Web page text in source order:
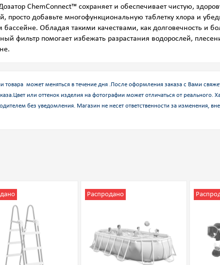
ChemConnect™ сохраняет и обеспечивает чистую,
добавьте многофункциональную таблетку хлора и
Обладая такими качествами, как долговечность и
фильтр помогает избежать разрастания водорослей,
может меняться в течение дня .После оформления заказа с Вами
Цвет или оттенок изделия на фотографии может отличаться от реального.
без уведомления. Магазин не несет ответственности за изменения,
Распродано